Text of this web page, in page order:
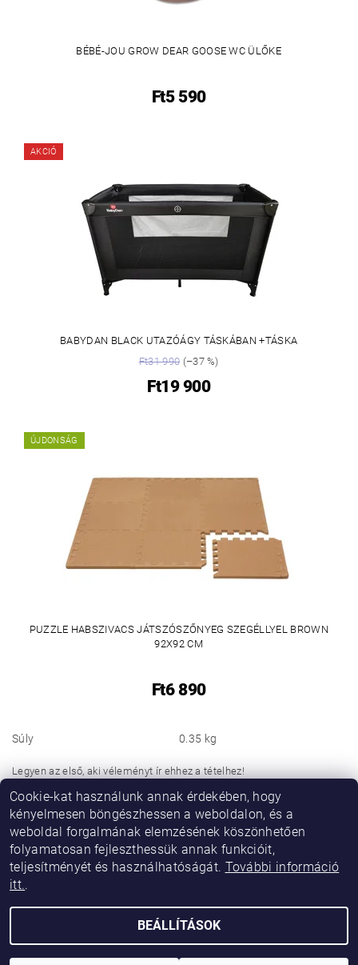
BÉBÉ-JOU GROW DEAR GOOSE WC ÜLŐKE
Ft5 590
AKCIÓ
BABYDAN BLACK UTAZÓÁGY TÁSKÁBAN +TÁSKA
Ft31 990(–37 %)
Ft19 900
ÚJDONSÁG
PUZZLE HABSZIVACS JÁTSZÓSZŐNYEG SZEGÉLLYEL BROWN
92X92 CM
Ft6 890
Súly 0.35 kg
Legyen az első, aki véleményt ír ehhez a tételhez!
Hozzászólás hozzáadása
2026 © Vikibaby, minden jog fenntartva.
Cookie-kat használunk annak érdekében, hogy
kényelmesen böngészhessen a weboldalon, és a
weboldal forgalmának elemzésének köszönhetően
folyamatosan fejleszthessük annak funkcióit,
teljesítményét és használhatóságát. További információ
itt..
BEÁLLÍTÁSOK